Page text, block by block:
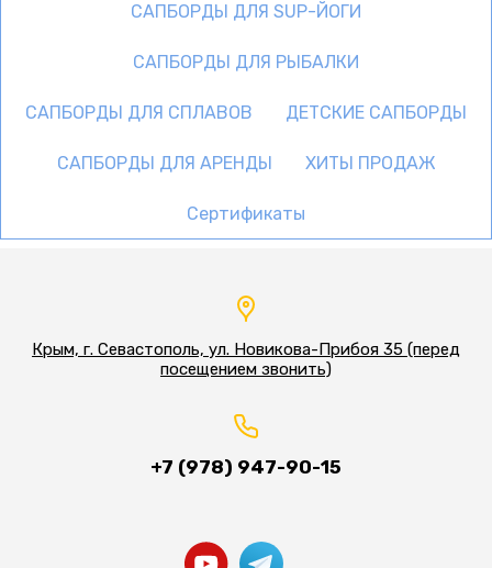
САПБОРДЫ ДЛЯ SUP-ЙОГИ
САПБОРДЫ ДЛЯ РЫБАЛКИ
САПБОРДЫ ДЛЯ СПЛАВОВ ДЕТСКИЕ САПБОРДЫ
САПБОРДЫ ДЛЯ АРЕНДЫ ХИТЫ ПРОДАЖ
Сертификаты
Крым, г. Севастополь, ул. Новикова-Прибоя 35 (перед
посещением звонить)
+7 (978) 947-90-15